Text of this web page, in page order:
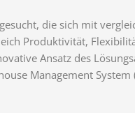
die sich mit
Produktivität,
Ansatz des
Management System